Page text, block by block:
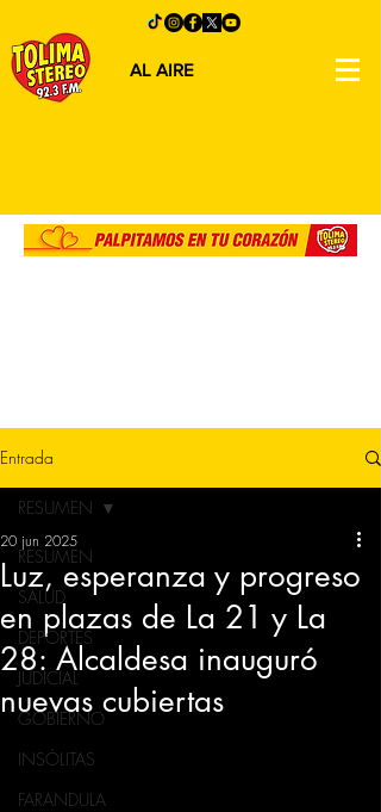
AL AIRE
Entrada
RESUMEN
SALUD
DEPORTES
JUDICIAL
GOBIERNO
INSÓLITAS
FARANDULA
RESUMEN
Luz, esperanza y progreso
en plazas de La 21 y La
28: Alcaldesa inauguró
nuevas cubiertas
20 jun 2025